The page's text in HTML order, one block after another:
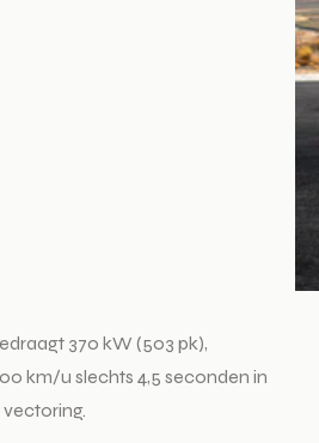
370 kW (503 pk),
km/u slechts 4,5 seconden in